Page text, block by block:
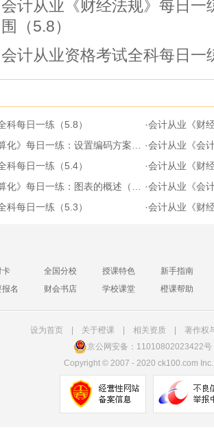
会计从业《财经法规》每日一
围（5.8）
会计从业资格考试全科每日一
科每日一练（5.8） ·会计从业《财经
每日一练：设置编码方案（5.8） ·会计从业《会计基
科每日一练（5.4） ·会计从业《财
》每日一练：图表的概述（5.4） ·会计从业《会计基础
科每日一练（5.3） ·会计从业《财经
卡 全国分校 授课特色
新手指南
名 财会书店 学校课堂 橙课帮助
设为首页| 关于橙课| 相关资质
著作权
京公网安备：11010802023422号
Copyright ©2007 - 2020 ck100.com